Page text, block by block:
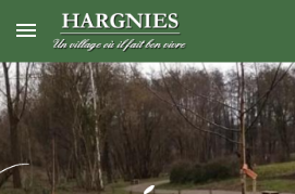
Skip to main content